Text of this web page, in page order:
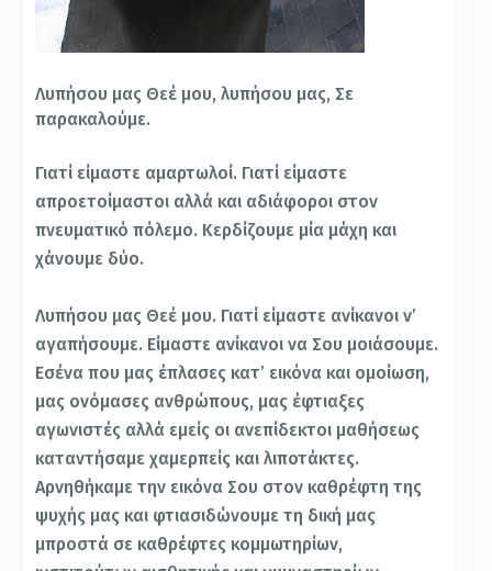
Λυπήσου μας Θεέ μου, λυπήσου μας, Σε
παρακαλούμε.
Γιατί είμαστε αμαρτωλοί. Γιατί είμαστε
απροετοίμαστοι αλλά και αδιάφοροι στον
πνευματικό πόλεμο. Κερδίζουμε μία μάχη και
χάνουμε δύο.
Λυπήσου μας Θεέ μου. Γιατί είμαστε ανίκανοι ν’
αγαπήσουμε. Είμαστε ανίκανοι να Σου μοιάσουμε.
Εσένα που μας έπλασες κατ’ εικόνα και ομοίωση,
μας ονόμασες ανθρώπους, μας έφτιαξες
αγωνιστές αλλά εμείς οι ανεπίδεκτοι μαθήσεως
καταντήσαμε χαμερπείς και λιποτάκτες.
Αρνηθήκαμε την εικόνα Σου στον καθρέφτη της
ψυχής μας και φτιασιδώνουμε τη δική μας
μπροστά σε καθρέφτες κομμωτηρίων,